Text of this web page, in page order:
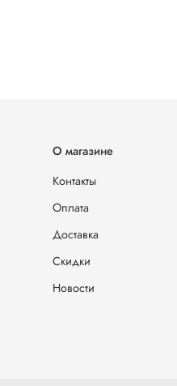
О магазине
Контакты
Оплата
Доставка
Скидки
Новости